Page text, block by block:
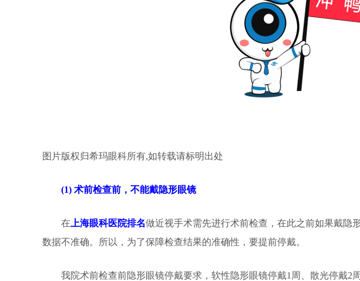
图片版权归希玛眼科所有,如转载请标明出处
(1) 术前检查前，不能戴隐形眼镜
在 上海眼科医院排名做近视手术需先进行术前检查，在此之前如果戴隐
数据不准确。所以，为了保障检查结果的准确性，要提前停戴。
我院术前检查前隐形眼镜停戴要求，软性隐形眼镜停戴1周、散光停戴2周